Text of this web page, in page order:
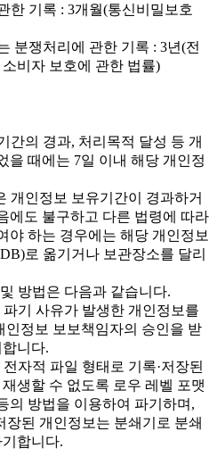
한 기록 : 3개월(통신비밀보호
분쟁처리에 관한 기록 : 3년(전
비자 보호에 관한 법률)
간의 경과, 처리목적 달성 등 개
을 때에는 7일 이내 해당 개인정
개인정보 보유기간이 경과하거
에도 불구하고 다른 법령에 따라
야 하는 경우에는 해당 개인정보
로 옮기거나 보관장소를 달리
방법은 다음과 같습니다.
기 사유가 발생한 개인정보를
인정보 보보책임자의 승인을 받
니다.
자적 파일 형태로 기록·저장된
생할 수 없도록 로우 레벨 포맷
의 방법을 이용하여 파기하며,
장된 개인정보는 분쇄기로 분쇄
합니다.